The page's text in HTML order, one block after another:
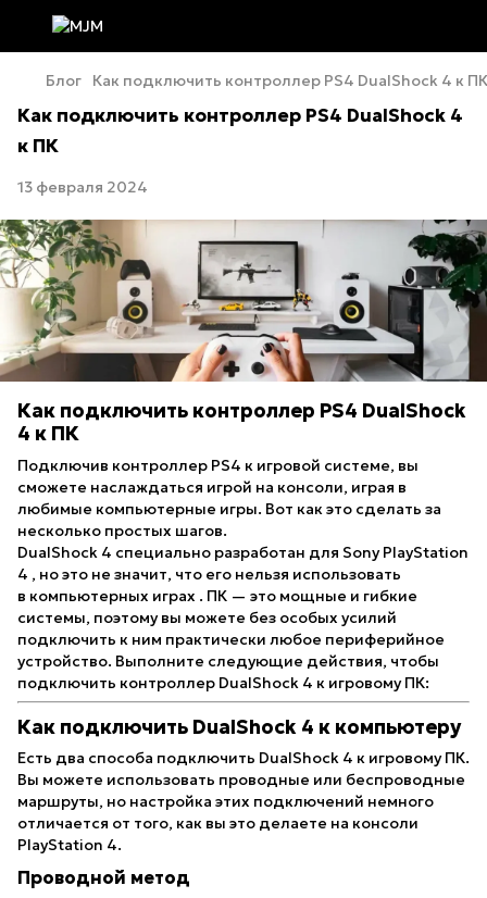
Блог Как подключить контроллер PS4 DualShock 4 к ПК
Как подключить контроллер PS4 DualShock 4
к ПК
13 февраля 2024
Как подключить контроллер PS4 DualShock
4 к ПК
Подключив контроллер PS4 к игровой системе, вы
сможете наслаждаться игрой на консоли, играя в
любимые компьютерные игры. Вот как это сделать за
несколько простых шагов.
DualShock 4 специально разработан для Sony PlayStation
4 , но это не значит, что его нельзя использовать
в компьютерных играх . ПК — это мощные и гибкие
системы, поэтому вы можете без особых усилий
подключить к ним практически любое периферийное
устройство. Выполните следующие действия, чтобы
подключить контроллер DualShock 4 к игровому ПК:
Как подключить DualShock 4 к компьютеру
Есть два способа подключить DualShock 4 к игровому ПК.
Вы можете использовать проводные или беспроводные
маршруты, но настройка этих подключений немного
отличается от того, как вы это делаете на консоли
PlayStation 4.
Проводной метод